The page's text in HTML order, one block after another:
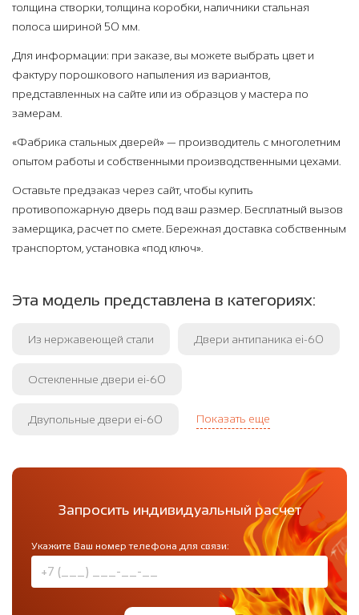
толщина створки, толщина коробки, наличники стальная
полоса шириной 50 мм.
Для информации: при заказе, вы можете выбрать цвет и
фактуру порошкового напыления из вариантов,
представленных на сайте или из образцов у мастера по
замерам.
«Фабрика стальных дверей» — производитель с многолетним
опытом работы и собственными производственными цехами.
Оставьте предзаказ через сайт, чтобы купить
противопожарную дверь под ваш размер. Бесплатный вызов
замерщика, расчет по смете. Бережная доставка собственным
транспортом, установка «под ключ».
Эта модель представлена в категориях:
Из нержавеющей стали Двери антипаника ei-60
Остекленные двери ei-60
Двупольные двери ei-60 Показать еще
Запросить индивидуальный расчет
Укажите Ваш номер телефона для связи: